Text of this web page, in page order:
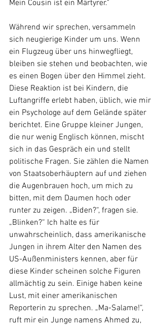
Mein Cousin ist ein Märtyrer."
Während wir sprechen, versammeln
sich neugierige Kinder um uns. Wenn
ein Flugzeug über uns hinwegfliegt,
bleiben sie stehen und beobachten, wie
es einen Bogen über den Himmel zieht.
Diese Reaktion ist bei Kindern, die
Luftangriffe erlebt haben, üblich, wie mir
ein Psychologe auf dem Gelände später
berichtet. Eine Gruppe kleiner Jungen,
die nur wenig Englisch können, mischt
sich in das Gespräch ein und stellt
politische Fragen. Sie zählen die Namen
von Staatsoberhäuptern auf und ziehen
die Augenbrauen hoch, um mich zu
bitten, mit dem Daumen hoch oder
runter zu zeigen. „Biden?“, fragen sie.
„Blinken?“ Ich halte es für
unwahrscheinlich, dass amerikanische
Jungen in ihrem Alter den Namen des
US-Außenministers kennen, aber für
diese Kinder scheinen solche Figuren
allmächtig zu sein. Einige haben keine
Lust, mit einer amerikanischen
Reporterin zu sprechen. „Ma-Salame!“,
ruft mir ein Junge namens Ahmed zu,